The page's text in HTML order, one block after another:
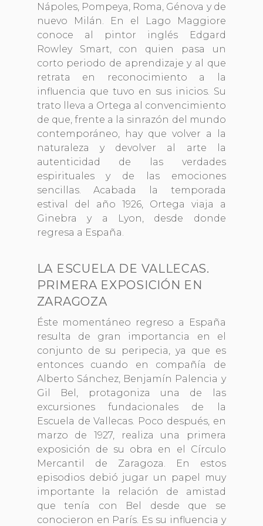
Nápoles, Pompeya, Roma, Génova y de
nuevo Milán. En el Lago Maggiore
conoce al pintor inglés Edgard
Rowley Smart, con quien pasa un
corto periodo de aprendizaje y al que
retrata en reconocimiento a la
influencia que tuvo en sus inicios. Su
trato lleva a Ortega al convencimiento
de que, frente a la sinrazón del mundo
contemporáneo, hay que volver a la
naturaleza y devolver al arte la
autenticidad de las verdades
espirituales y de las emociones
sencillas. Acabada la temporada
estival del año 1926, Ortega viaja a
Ginebra y a Lyon, desde donde
regresa a España.
LA ESCUELA DE VALLECAS.
PRIMERA EXPOSICIÓN EN
ZARAGOZA
Éste momentáneo regreso a España
resulta de gran importancia en el
conjunto de su peripecia, ya que es
entonces cuando en compañía de
Alberto Sánchez, Benjamín Palencia y
Gil Bel, protagoniza una de las
excursiones fundacionales de la
Escuela de Vallecas. Poco después, en
marzo de 1927, realiza una primera
exposición de su obra en el Círculo
Mercantil de Zaragoza. En estos
episodios debió jugar un papel muy
importante la relación de amistad
que tenía con Bel desde que se
conocieron en París. Es su influencia y